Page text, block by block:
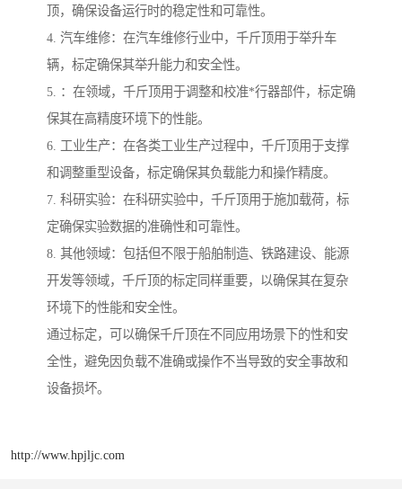
顶，确保设备运行时的稳定性和可靠性。
4. 汽车维修：在汽车维修行业中，千斤顶用于举升车
辆，标定确保其举升能力和安全性。
5. ：在领域，千斤顶用于调整和校准*行器部件，标定确
保其在高精度环境下的性能。
6. 工业生产：在各类工业生产过程中，千斤顶用于支撑
和调整重型设备，标定确保其负载能力和操作精度。
7. 科研实验：在科研实验中，千斤顶用于施加载荷，标
定确保实验数据的准确性和可靠性。
8. 其他领域：包括但不限于船舶制造、铁路建设、能源
开发等领域，千斤顶的标定同样重要，以确保其在复杂
环境下的性能和安全性。
通过标定，可以确保千斤顶在不同应用场景下的性和安
全性，避免因负载不准确或操作不当导致的安全事故和
设备损坏。
http://www.hpjljc.com